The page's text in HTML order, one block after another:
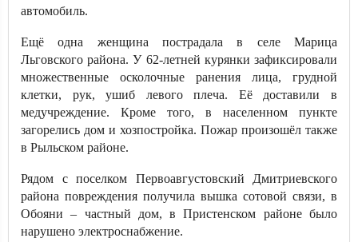
автомобиль.
Ещё одна женщина пострадала в селе Марица
Льговского района. У 62-летней курянки зафиксировали
множественные осколочные ранения лица, грудной
клетки, рук, ушиб левого плеча. Её доставили в
медучреждение. Кроме того, в населенном пункте
загорелись дом и хозпостройка. Пожар произошёл также
в Рыльском районе.
Рядом с поселком Первоавгустовский Дмитриевского
района повреждения получила вышка сотовой связи, в
Обояни – частный дом, в Пристенском районе было
нарушено электроснабжение.